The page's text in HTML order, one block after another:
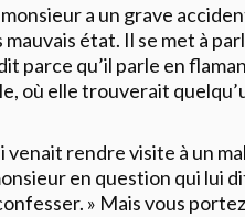
a un grave
état. Il se met à
parce qu’il parle en
où elle trouverait
rendre visite à un
en question qui lui
» Mais vous